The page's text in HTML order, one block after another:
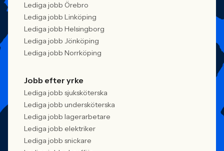
Lediga jobb Örebro
Lediga jobb Linköping
Lediga jobb Helsingborg
Lediga jobb Jönköping
Lediga jobb Norrköping
Jobb efter yrke
Lediga jobb sjuksköterska
Lediga jobb undersköterska
Lediga jobb lagerarbetare
Lediga jobb elektriker
Lediga jobb snickare